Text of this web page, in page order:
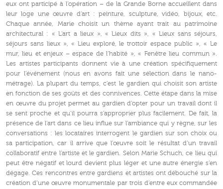
eux ont participé à l’opération – de la Grande Borne accueillent dans
leur loge une œuvre d’art : peinture, sculpture, vidéo, bijoux, etc.
Chaque année, Marie choisit un thème ayant trait au patrimoine
architectural : « L’art a lieux », « Lieux dits », « Lieux sans séjours,
séjours sans lieux », « Lieu exploré, le trottoir espace public », « Le
mur, lieu et enjeux – espace de l’habité », « Fenêtre lieu commun ».
Les artistes participants donnent vie à une création spécifiquement
pour l’événement (nous en avons fait une sélection dans le nano-
métrage). La plupart du temps, c’est le gardien qui choisit son artiste
en fonction de ses goûts et des connivences. Cette étape dans la mise
en œuvre du projet permet au gardien d’opter pour un travail dont il
se sent proche et qu’il pourra s’approprier plus facilement. De fait, la
présence de l’art dans ce lieu influe sur l’ambiance qui y règne, sur les
conversations : les locataires interrogent le gardien sur son choix ou
sa participation, car il arrive que l’œuvre soit le résultat d’un travail
collaboratif entre l’artiste et le gardien. Selon Marie Schuch, ce lieu qui
peut être négatif et lourd devient plus léger et une autre énergie s’en
dégage. Ces rencontres entre gardiens et artistes ont débouché sur la
création d’une œuvre monumentale par trois d’entre eux commandée